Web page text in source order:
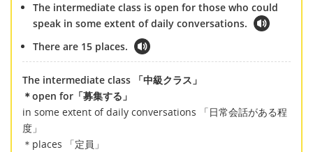
The intermediate class is open for those who could
speak in some extent of daily conversations.
There are 15 places.
The intermediate class 「中級クラス」
＊open for「募集する」
in some extent of daily conversations 「日常会話がある程
度」
＊places 「定員」